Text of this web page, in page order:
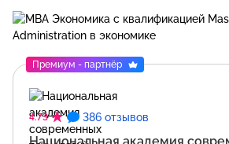
4.73 386 отзывов
Премиум - партнёр